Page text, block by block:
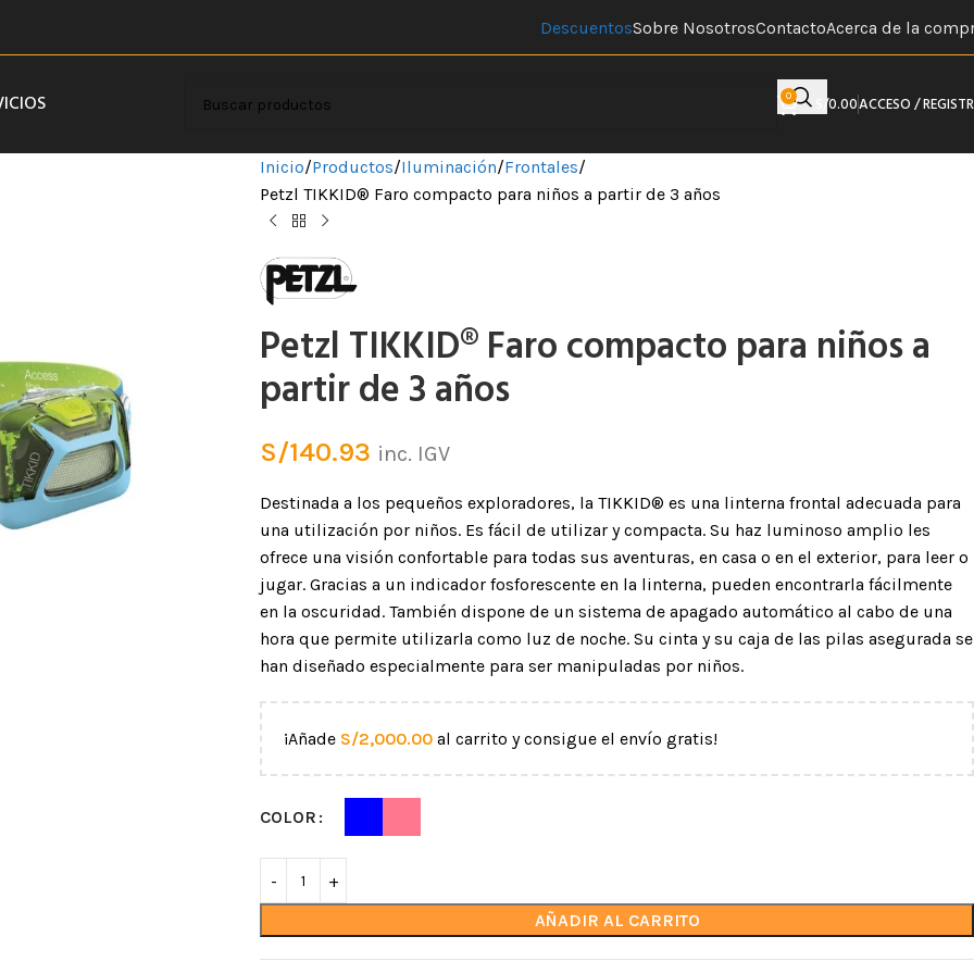
DescuentosSobre NosotrosContactoAcerca de la
Protectores para cuerda
Accesorios para cuerdas
CONECTORES
Mosquetones por forma
Anillos
CASCOS
Accesorios para cascos
ASEGURADORES
0 S/0.00ACCESO /
Inicio Productos Iluminación Frontales
Petzl TIKKID® Faro compacto para niños a partir de 3 años
Petzl TIKKID® Faro compacto para niños a
partir de 3 años
S/140.93 inc. IGV
Destinada a los pequeños exploradores, la TIKKID® es una linterna frontal adecuada para
una utilización por niños. Es fácil de utilizar y compacta. Su haz luminoso amplio les
ofrece una visión confortable para todas sus aventuras, en casa o en el exterior, para leer o
jugar. Gracias a un indicador fosforescente en la linterna, pueden encontrarla fácilmente
en la oscuridad. También dispone de un sistema de apagado automático al cabo de una
hora que permite utilizarla como luz de noche. Su cinta y su caja de las pilas asegurada se
han diseñado especialmente para ser manipuladas por niños.
¡Añade S/2,000.00 al carrito y consigue el envío gratis!
COLOR
AÑADIR AL CARRITO